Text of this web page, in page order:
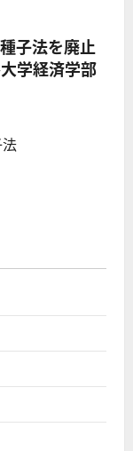
子法を廃止
学経済学部